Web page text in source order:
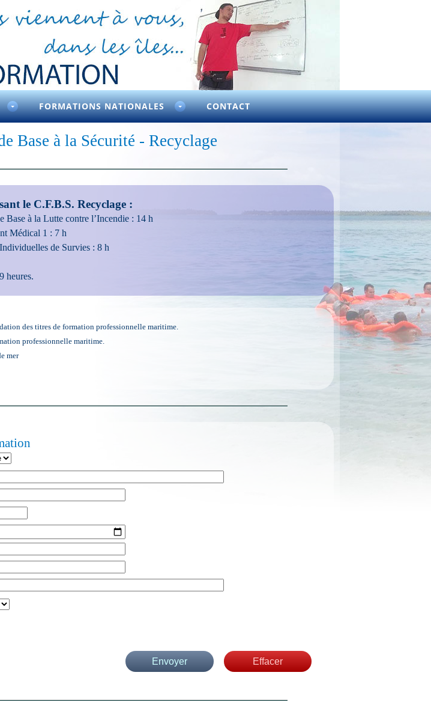
FORMATIONS NATIONALES CONTACT
Base à la Sécurité - Recyclage
le C.F.B.S. Recyclage :
Base à la Lutte contre l’Incendie : 14 h
Médical 1 : 7 h
de Survies : 8 h
heures.
des titres de formation professionnelle maritime.
professionnelle maritime.
mer